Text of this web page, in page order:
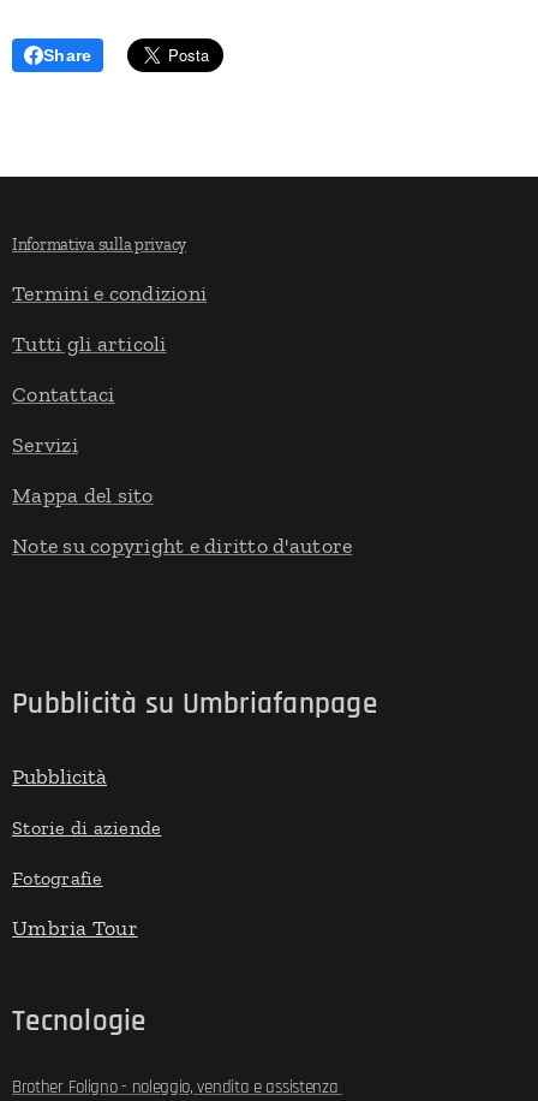
Share
Informativa sulla privacy
Termini e condizioni
Tutti gli articoli
Contattaci
Servizi
Mappa del sito
Note su copyright e diritto d'autore
Pubblicità su Umbriafanpage
Pubblicità
Storie di aziende
Fotografie
Umbria Tour
Tecnologie
Brother Foligno - noleggio, vendita e assistenza